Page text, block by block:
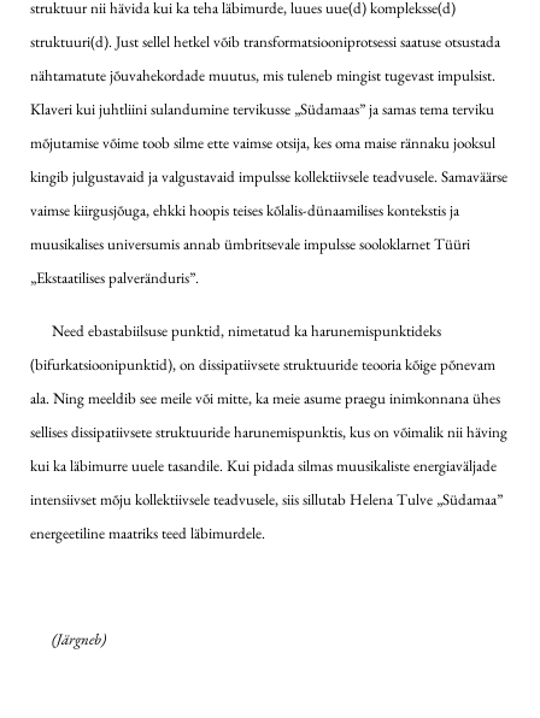
struktuur nii hävida kui ka teha läbimurde, luues uue(d) kompleksse(d)
struktuuri(d). Just sellel hetkel võib transformatsiooniprotsessi saatuse otsustada
nähtamatute jõuvahekordade muutus, mis tuleneb mingist tugevast impulsist.
Klaveri kui juhtliini sulandumine tervikusse „Südamaas” ja samas tema terviku
mõjutamise võime toob silme ette vaimse otsija, kes oma maise rännaku jooksul
kingib julgustavaid ja valgustavaid impulsse kollektiivsele teadvusele. Samaväärse
vaimse kiirgusjõuga, ehkki hoopis teises kõlalis-dünaamilises kontekstis ja
muusikalises universumis annab ümbritsevale impulsse sooloklarnet Tüüri
„Ekstaatilises palveränduris”.
Need ebastabiilsuse punktid, nimetatud ka harunemispunktideks
(bifurkatsioonipunktid), on dissipatiivsete struktuuride teooria kõige põnevam
ala. Ning meeldib see meile või mitte, ka meie asume praegu inimkonnana ühes
sellises dissipatiivsete struktuuride harunemispunktis, kus on võimalik nii häving
kui ka läbimurre uuele tasandile. Kui pidada silmas muusikaliste energiaväljade
intensiivset mõju kollektiivsele teadvusele, siis sillutab Helena Tulve „Südamaa”
energeetiline maatriks teed läbimurdele.
(Järgneb)